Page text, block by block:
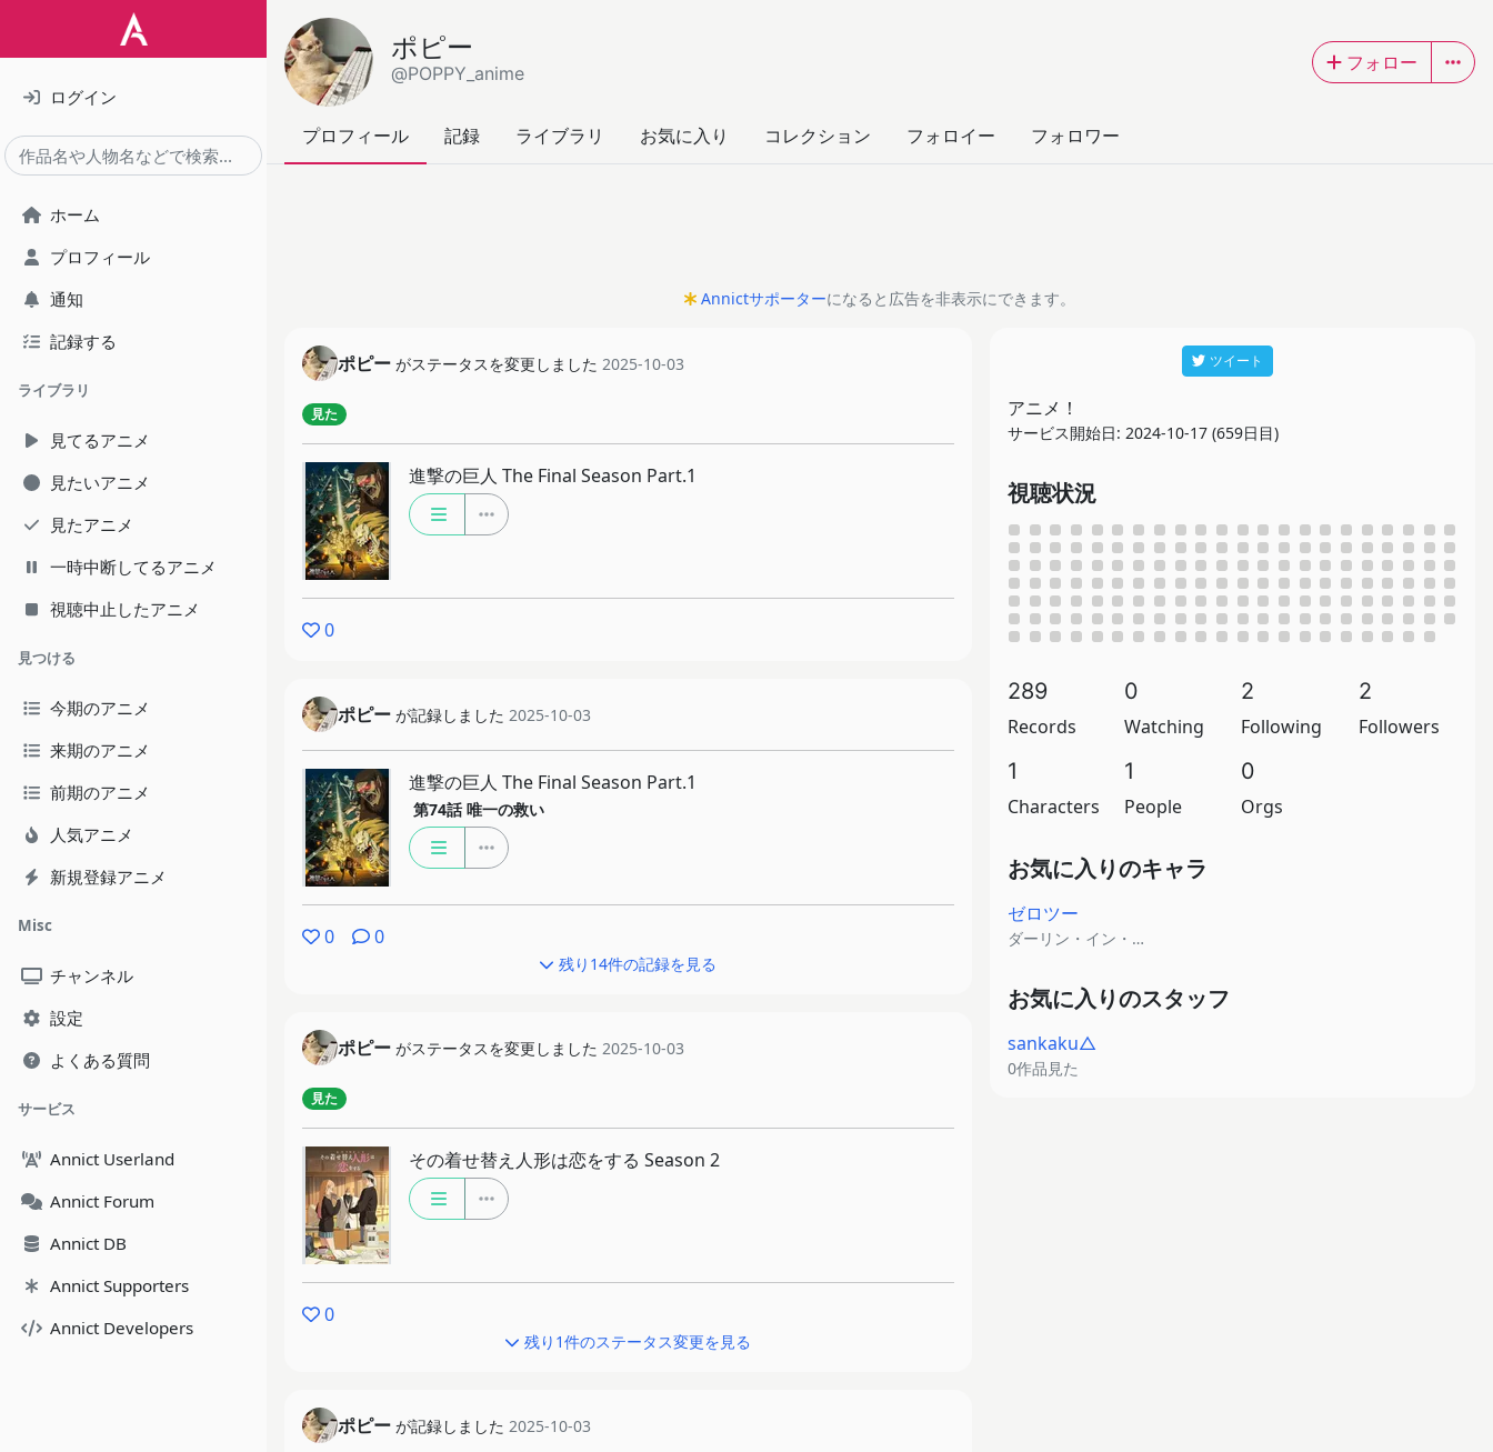
ログイン
ホーム
プロフィール
通知
記録する
ライブラリ
見てるアニメ
見たいアニメ
見たアニメ
一時中断してるアニメ
視聴中止したアニメ
見つける
今期のアニメ
来期のアニメ
前期のアニメ
人気アニメ
新規登録アニメ
Misc
チャンネル
設定
よくある質問
サービス
Annict Userland
Annict Forum
Annict DB
Annict Supporters
Annict Developers
ポピー
@POPPY_anime フォロー
プロフィール 記録 ライブラリ お気に入り コレクション フォロイー フォロワー
Annictサポーターになると広告を非表示にできます。
ツイート
アニメ！
サービス開始日: 2024-10-17 (659日目)
視聴状況
289
Records
0
Watching
2
Following
2
Followers
1
Characters
1
People
0
Orgs
お気に入りのキャラ
ゼロツー
ダーリン・イン・ザ・フランキス
お気に入りのスタッフ
sankaku△
0作品見た
ポピー がステータスを変更しました 2025-10-03
見た
進撃の巨人 The Final Season Part.1
0
ポピー が記録しました 2025-10-03
進撃の巨人 The Final Season Part.1
第74話 唯一の救い
0 0
残り14件の記録を見る
ポピー がステータスを変更しました 2025-10-03
見た
その着せ替え人形は恋をする Season 2
0
残り1件のステータス変更を見る
ポピー が記録しました 2025-10-03